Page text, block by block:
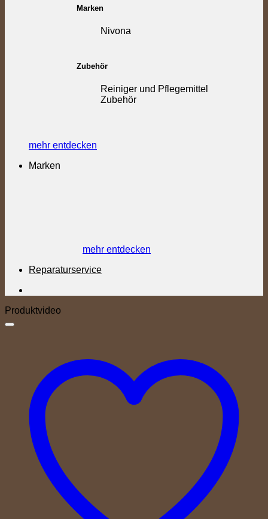
Marken
Nivona
Zubehör
Reiniger und Pflegemittel
Zubehör
mehr entdecken
Marken
mehr entdecken
Reparaturservice
Produktvideo